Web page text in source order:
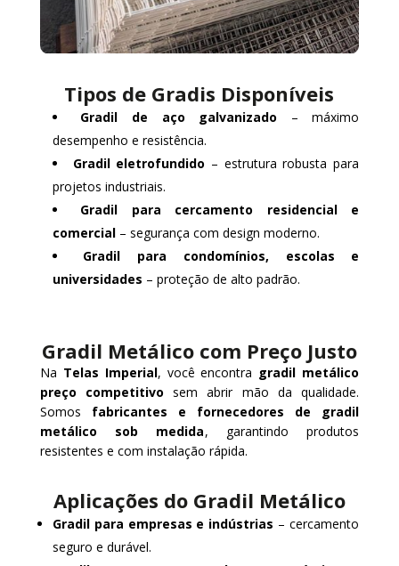
Tipos de Gradis Disponíveis
Gradil de aço galvanizado – máximo
desempenho e resistência.
Gradil eletrofundido – estrutura robusta para
projetos industriais.
Gradil para cercamento residencial e
comercial– segurança com design moderno.
Gradil para condomínios, escolas e
universidades – proteção de alto padrão.
Gradil Metálico com Preço Justo
Na Telas Imperial, você encontra gradil metálico
preço competitivo sem abrir mão da qualidade.
Somos fabricantes e fornecedores de gradil
metálico sob medida, garantindo produtos
resistentes e com instalação rápida.
Aplicações do Gradil Metálico
Gradil para empresas e indústrias – cercamento
seguro e durável.